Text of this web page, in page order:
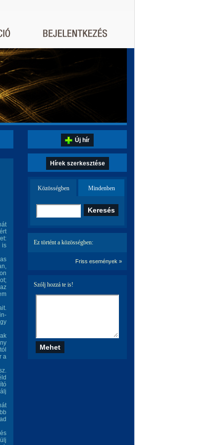
is
a
Új hír
Hírek szerkesztése
Közösségben Mindenben
Ez történt a közösségben:
Friss események »
Szólj hozzá te is!